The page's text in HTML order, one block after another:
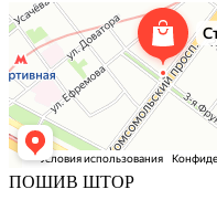
ПОШИВ ШТОР